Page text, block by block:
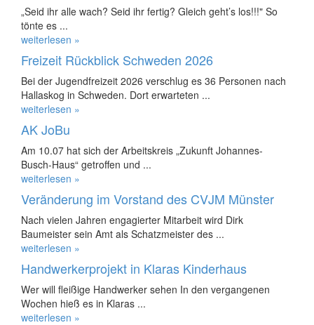
„Seid ihr alle wach? Seid ihr fertig? Gleich geht’s los!!!" So
tönte es ...
weiterlesen »
Freizeit Rückblick Schweden 2026
Bei der Jugendfreizeit 2026 verschlug es 36 Personen nach
Hallaskog in Schweden. Dort erwarteten ...
weiterlesen »
AK JoBu
Am 10.07 hat sich der Arbeitskreis „Zukunft Johannes-
Busch-Haus“ getroffen und ...
weiterlesen »
Veränderung im Vorstand des CVJM Münster
Nach vielen Jahren engagierter Mitarbeit wird Dirk
Baumeister sein Amt als Schatzmeister des ...
weiterlesen »
Handwerkerprojekt in Klaras Kinderhaus
Wer will fleißige Handwerker sehen In den vergangenen
Wochen hieß es in Klaras ...
weiterlesen »